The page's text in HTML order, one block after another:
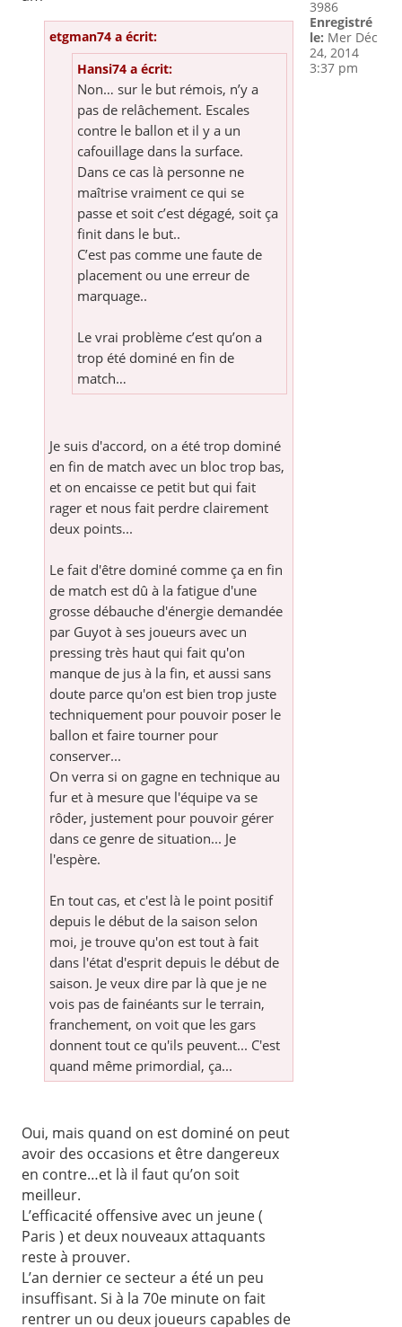
etgman74 a écrit:
Hansi74 a écrit:
Non… sur le but rémois, n’y a
pas de relâchement. Escales
contre le ballon et il y a un
cafouillage dans la surface.
Dans ce cas là personne ne
maîtrise vraiment ce qui se
passe et soit c’est dégagé, soit ça
finit dans le but..
C’est pas comme une faute de
placement ou une erreur de
marquage..
Le vrai problème c’est qu’on a
trop été dominé en fin de
match…
Je suis d'accord, on a été trop dominé
en fin de match avec un bloc trop bas,
et on encaisse ce petit but qui fait
rager et nous fait perdre clairement
deux points...
Le fait d'être dominé comme ça en fin
de match est dû à la fatigue d'une
grosse débauche d'énergie demandée
par Guyot à ses joueurs avec un
pressing très haut qui fait qu'on
manque de jus à la fin, et aussi sans
doute parce qu'on est bien trop juste
techniquement pour pouvoir poser le
ballon et faire tourner pour
conserver...
On verra si on gagne en technique au
fur et à mesure que l'équipe va se
rôder, justement pour pouvoir gérer
dans ce genre de situation... Je
l'espère.
En tout cas, et c'est là le point positif
depuis le début de la saison selon
moi, je trouve qu'on est tout à fait
dans l'état d'esprit depuis le début de
saison. Je veux dire par là que je ne
vois pas de fainéants sur le terrain,
franchement, on voit que les gars
donnent tout ce qu'ils peuvent... C'est
quand même primordial, ça...
Oui, mais quand on est dominé on peut
avoir des occasions et être dangereux
en contre…et là il faut qu’on soit
meilleur.
L’efficacité offensive avec un jeune (
Paris ) et deux nouveaux attaquants
reste à prouver.
L’an dernier ce secteur a été un peu
insuffisant. Si à la 70e minute on fait
rentrer un ou deux joueurs capables de
3986
Enregistré
le: Mer Déc
24, 2014
3:37 pm